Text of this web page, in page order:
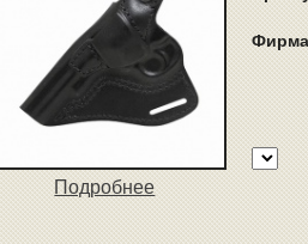
Подробнее